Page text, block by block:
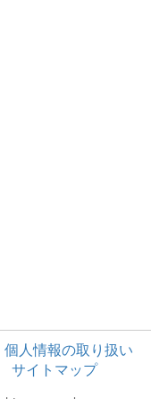
個人情報の取り扱い
サイトマップ